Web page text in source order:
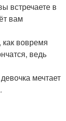
встречаете в
вам
вовремя
ведь
мечтает